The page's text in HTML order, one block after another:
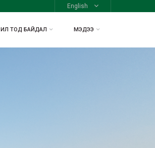
English
ИЛ ТОД БАЙДАЛ МЭДЭЭ